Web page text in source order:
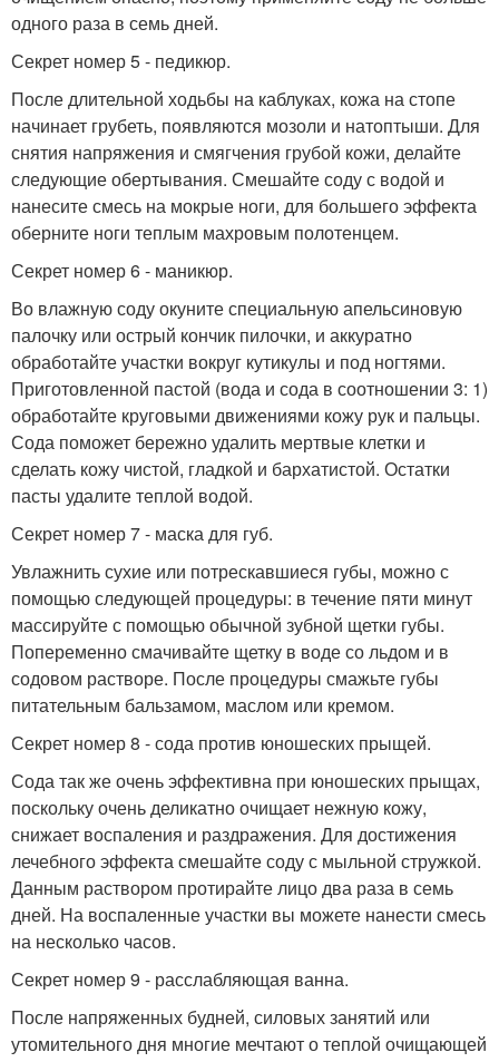
одного раза в семь дней.
Секрет номер 5 - педикюр.
После длительной ходьбы на каблуках, кожа на стопе
начинает грубеть, появляются мозоли и натоптыши. Для
снятия напряжения и смягчения грубой кожи, делайте
следующие обертывания. Смешайте соду с водой и
нанесите смесь на мокрые ноги, для большего эффекта
оберните ноги теплым махровым полотенцем.
Секрет номер 6 - маникюр.
Во влажную соду окуните специальную апельсиновую
палочку или острый кончик пилочки, и аккуратно
обработайте участки вокруг кутикулы и под ногтями.
Приготовленной пастой (вода и сода в соотношении 3: 1)
обработайте круговыми движениями кожу рук и пальцы.
Сода поможет бережно удалить мертвые клетки и
сделать кожу чистой, гладкой и бархатистой. Остатки
пасты удалите теплой водой.
Секрет номер 7 - маска для губ.
Увлажнить сухие или потрескавшиеся губы, можно с
помощью следующей процедуры: в течение пяти минут
массируйте с помощью обычной зубной щетки губы.
Попеременно смачивайте щетку в воде со льдом и в
содовом растворе. После процедуры смажьте губы
питательным бальзамом, маслом или кремом.
Секрет номер 8 - сода против юношеских прыщей.
Сода так же очень эффективна при юношеских прыщах,
поскольку очень деликатно очищает нежную кожу,
снижает воспаления и раздражения. Для достижения
лечебного эффекта смешайте соду с мыльной стружкой.
Данным раствором протирайте лицо два раза в семь
дней. На воспаленные участки вы можете нанести смесь
на несколько часов.
Секрет номер 9 - расслабляющая ванна.
После напряженных будней, силовых занятий или
утомительного дня многие мечтают о теплой очищающей